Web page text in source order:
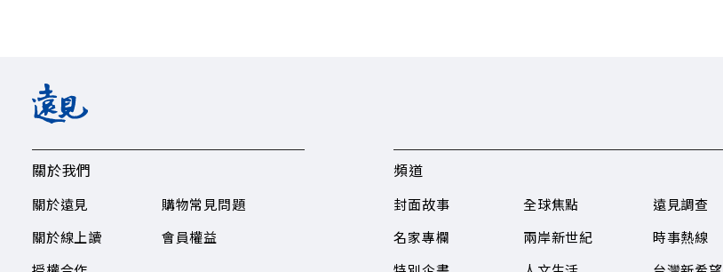
關於我們
關於遠見
關於線上讀
購物常見問題
會員權益
頻道
封面故事
名家專欄
全球焦點
兩岸新世紀
遠見調查
時事熱線